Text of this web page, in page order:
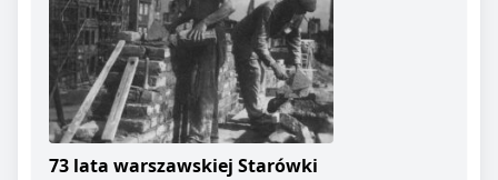
73 lata warszawskiej Starówki